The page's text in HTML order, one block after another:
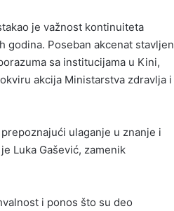
je važnost kontinuiteta
godina. Poseban akcenat stavljen
sa institucijama u Kini,
akcija Ministarstva zdravlja i
ulaganje u znanje i
Luka Gašević, zamenik
i ponos što su deo